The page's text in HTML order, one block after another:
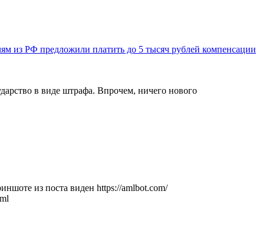
из РФ предложили платить до 5 тысяч рублей компенсации
в виде штрафа. Впрочем, ничего нового
из поста виден https://amlbot.com/